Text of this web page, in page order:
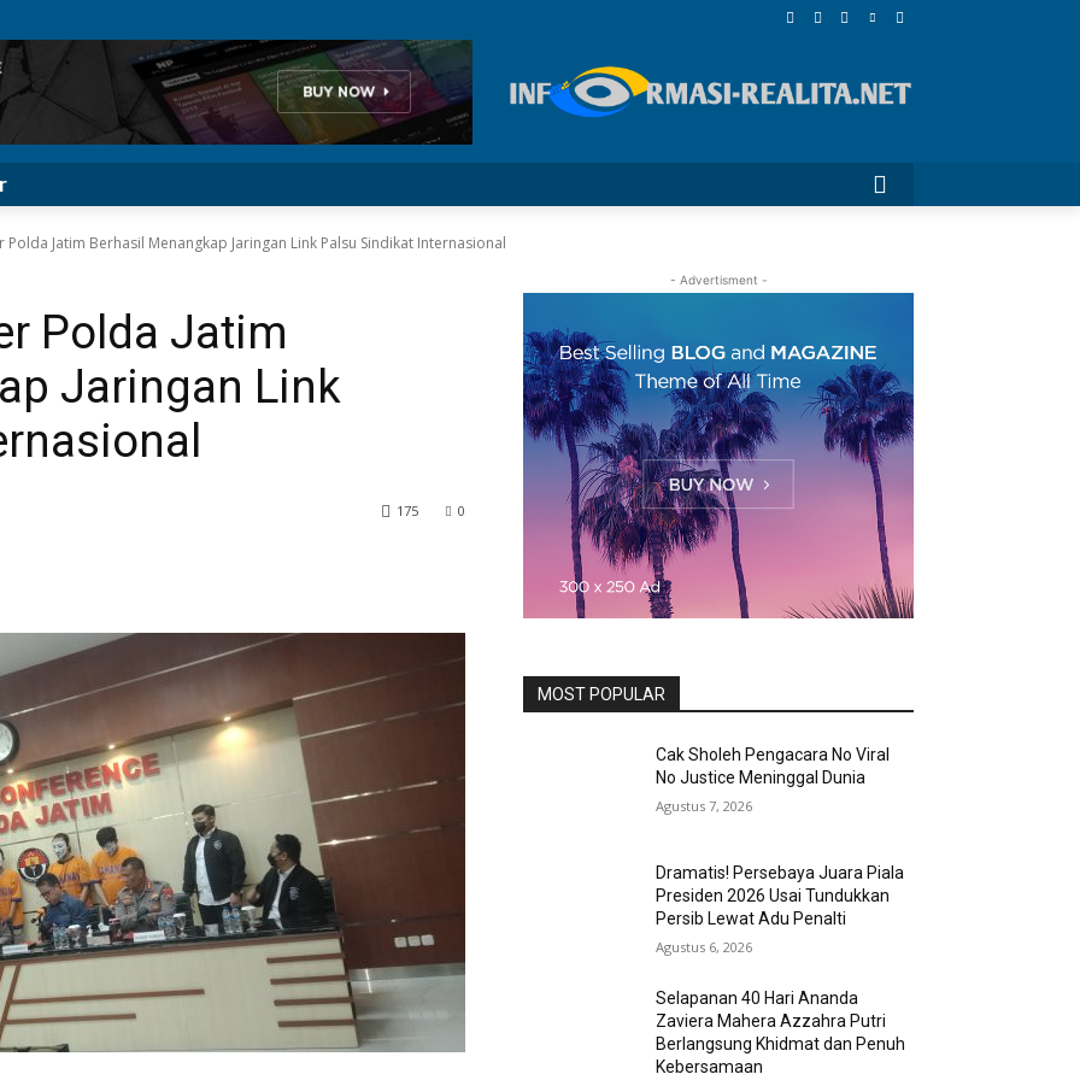
Jatim Berhasil Menangkap Jaringan Link Palsu Sindikat Internasional
Polda Jatim
Jaringan Link
0
175
- Advertisment -
MOST POPULAR
Cak Sholeh Pengacara No Viral
No Justice Meninggal Dunia
Agustus 7, 2026
Dramatis! Persebaya Juara Piala
Presiden 2026 Usai Tundukkan
Persib Lewat Adu Penalti
Agustus 6, 2026
Selapanan 40 Hari Ananda
Zaviera Mahera Azzahra Putri
Berlangsung Khidmat dan Penuh
Kebersamaan